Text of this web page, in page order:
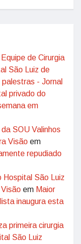
de Cirurgia
São Luiz de
- Jornal
privado do
em
SOU Valinhos
Visão em
repudiado
Hospital São Luiz
em Maior
inaugura esta
primeira cirurgia
São Luiz